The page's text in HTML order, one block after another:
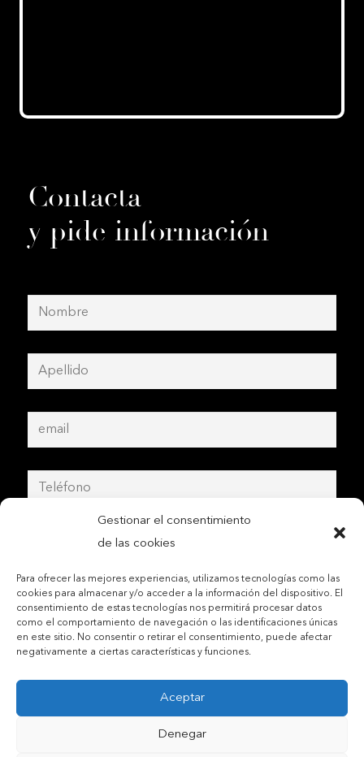
Gestionar el consentimiento
de las cookies
Para ofrecer las mejores experiencias, utilizamos tecnologías como las
cookies para almacenar y/o acceder a la información del dispositivo. El
consentimiento de estas tecnologías nos permitirá procesar datos
como el comportamiento de navegación o las identificaciones únicas
en este sitio. No consentir o retirar el consentimiento, puede afectar
negativamente a ciertas características y funciones.
Aceptar
Denegar
Contacta
y pide información
Contactar por teléfono móvil